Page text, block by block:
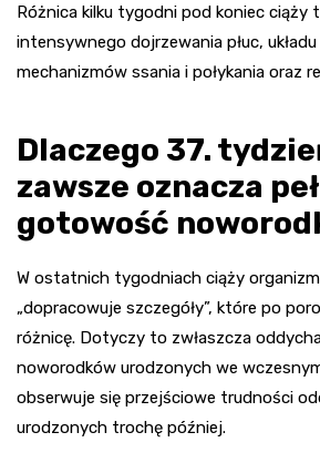
Różnica kilku tygodni pod koniec ciąży
intensywnego dojrzewania płuc,
mechanizmów ssania i połykania oraz
Dlaczego 37.
zawsze oznacza
gotowość
W ostatnich tygodniach ciąży
„dopracowuje szczegóły”, które po
różnicę. Dotyczy to zwłaszcza
noworodków urodzonych we
obserwuje się przejściowe trudności
urodzonych trochę później.